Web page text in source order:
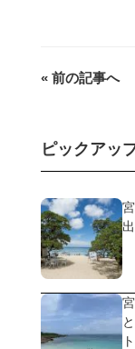
« 前の記事へ
ピックアッ